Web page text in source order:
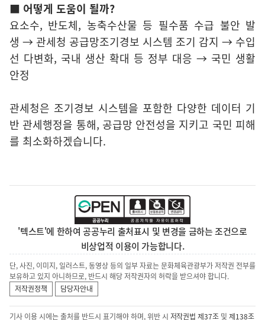
■ 어떻게 도움이 될까?
요소수, 반도체, 농축수산물 등 필수품 수급 불안 발
생 → 관세청 공급망조기경보 시스템 조기 감지 → 수입
선 다변화, 국내 생산 확대 등 정부 대응 → 국민 생활
안정
관세청은 조기경보 시스템을 포함한 다양한 데이터 기
반 관세행정을 통해, 공급망 안전성을 지키고 국민 피해
를 최소화하겠습니다.
'텍스트'에 한하여 공공누리 출처표시 및 변경을 금하는 조건으로
비상업적 이용이 가능합니다.
단, 사진, 이미지, 일러스트, 동영상 등의 일부 자료는 문화체육관광부가 저작권 전부를
보유하고 있지 아니하므로, 반드시 해당 저작권자의 허락을 받으셔야 합니다.
저작권정책
담당자안내
기사 이용 시에는 출처를 반드시 표기해야 하며, 위반 시 저작권법 제37조 및제138조